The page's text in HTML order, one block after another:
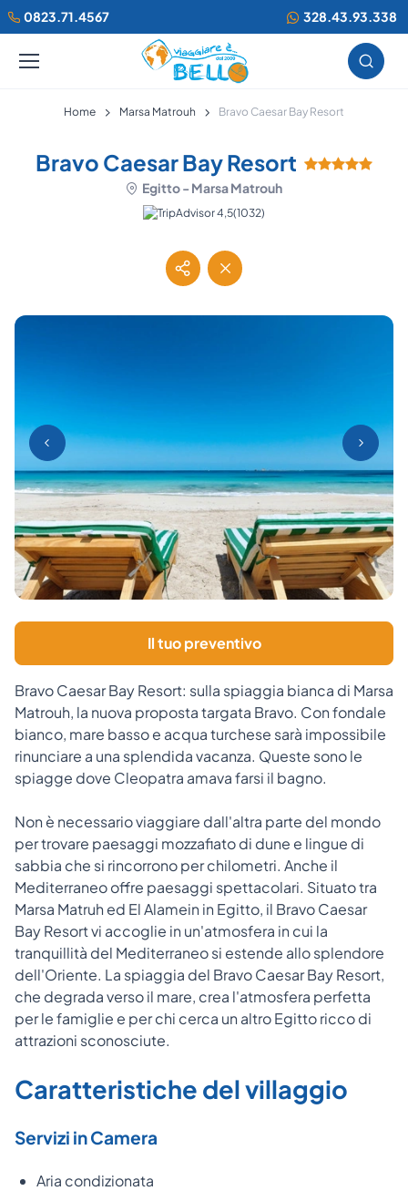
0823.71.4567 328.43.93.338
Home Marsa Matrouh Bravo Caesar Bay Resort
Bravo Caesar Bay Resort
Egitto - Marsa Matrouh
(1032)
Il tuo preventivo
Bravo Caesar Bay Resort: sulla spiaggia bianca di Marsa
Matrouh, la nuova proposta targata Bravo. Con fondale
bianco, mare basso e acqua turchese sarà impossibile
rinunciare a una splendida vacanza. Queste sono le
spiagge dove Cleopatra amava farsi il bagno.
Non è necessario viaggiare dall'altra parte del mondo
per trovare paesaggi mozzafiato di dune e lingue di
sabbia che si rincorrono per chilometri. Anche il
Mediterraneo offre paesaggi spettacolari. Situato tra
Marsa Matruh ed El Alamein in Egitto, il Bravo Caesar
Bay Resort vi accoglie in un'atmosfera in cui la
tranquillità del Mediterraneo si estende allo splendore
dell'Oriente. La spiaggia del Bravo Caesar Bay Resort,
che degrada verso il mare, crea l'atmosfera perfetta
per le famiglie e per chi cerca un altro Egitto ricco di
attrazioni sconosciute.
Caratteristiche del villaggio
Servizi in Camera
Aria condizionata